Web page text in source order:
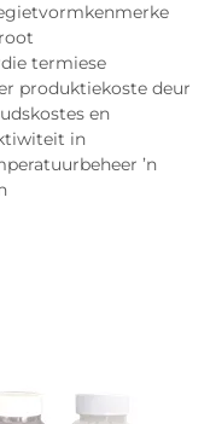
termiese
produktiekoste deur
en
in
’n